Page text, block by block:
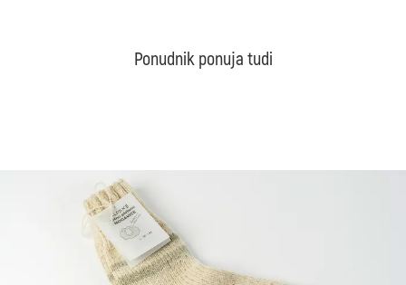
Ponudnik ponuja tudi